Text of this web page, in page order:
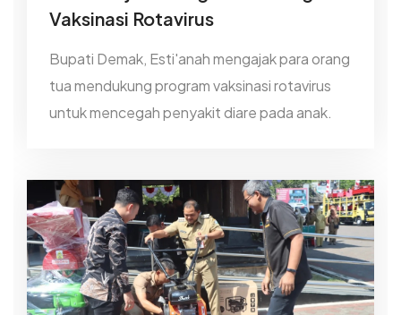
Vaksinasi Rotavirus
Bupati Demak, Esti'anah mengajak para orang
tua mendukung program vaksinasi rotavirus
untuk mencegah penyakit diare pada anak.